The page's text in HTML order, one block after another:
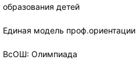
образования детей
Единая модель проф.ориентации
ВсОШ: Олимпиада